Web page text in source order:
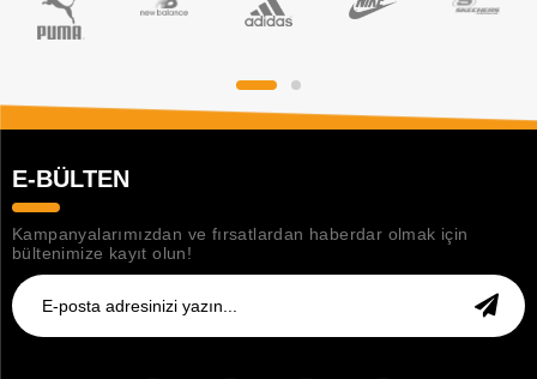
E-BÜLTEN
Kampanyalarımızdan ve fırsatlardan haberdar olmak için
bültenimize kayıt olun!